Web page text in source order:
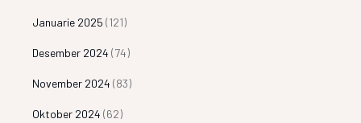
Januarie 2025 (121)
Desember 2024 (74)
November 2024 (83)
Oktober 2024 (62)